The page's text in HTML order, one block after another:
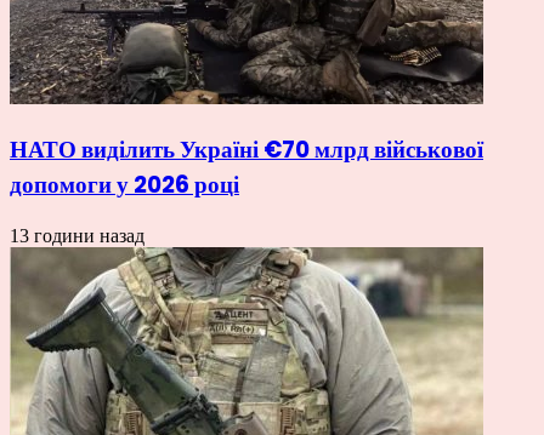
НАТО виділить Україні €70 млрд військової
допомоги у 2026 році
13 години назад